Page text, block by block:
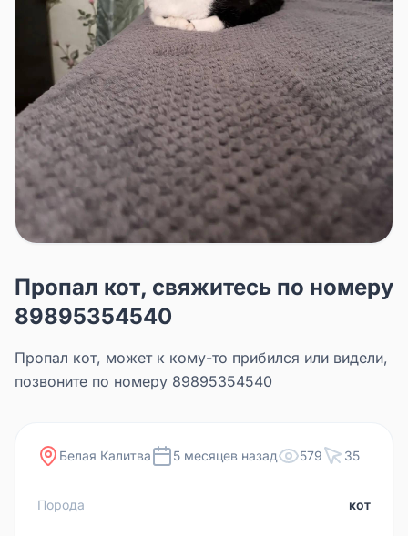
Пропал кот, свяжитесь по номеру
89895354540
Пропал кот, может к кому-то прибился или видели,
позвоните по номеру 89895354540
Белая Калитва 5 месяцев назад 579 35
Порода кот